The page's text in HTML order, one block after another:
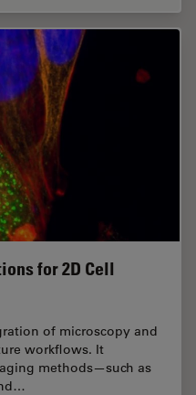
for 2D Cell
of microscopy and
workflows. It
methods—such as